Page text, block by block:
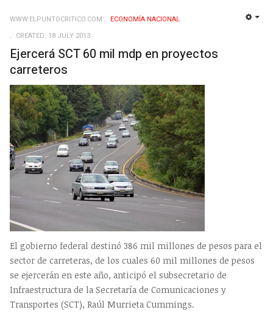
WWW.ELPUNTOCRITICO.COM
ECONOMÍ­A NACIONAL
CREATED: 18 JULY 2013
Ejercerá SCT 60 mil mdp en proyectos
carreteros
El gobierno federal destinó 386 mil millones de pesos para el
sector de carreteras, de los cuales 60 mil millones de pesos
se ejercerán en este año, anticipó el subsecretario de
Infraestructura de la Secretaría de Comunicaciones y
Transportes (SCT), Raúl Murrieta Cummings.